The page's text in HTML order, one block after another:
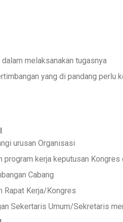
melaksanakan tugasnya
yang di pandang perlu
urusan Organisasi
kerja keputusan
Cabang
Rapat Kerja/Kongres
Sekertaris Umum/Sekretaris